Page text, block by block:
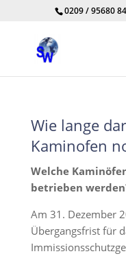
0209 / 95680
Wie lange
Kaminofen
Welche
betrieben
Am 31. Dezember
Übergangsfrist für